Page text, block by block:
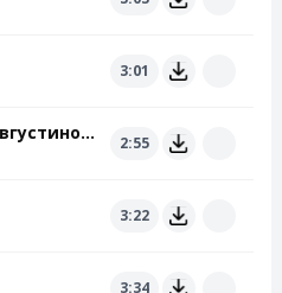
3:01
Тетяна Костюк-Августинович 2:55
3:22
3:34